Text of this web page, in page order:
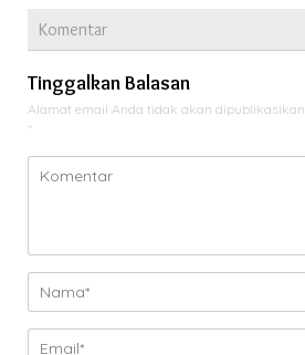
Komentar
Tinggalkan Balasan
Alamat email Anda tidak akan dipublikasikan.
*